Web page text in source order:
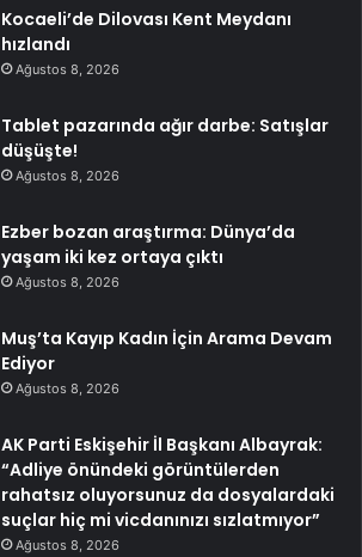
Kocaeli’de Dilovası Kent Meydanı
hızlandı
Ağustos 8, 2026
Tablet pazarında ağır darbe: Satışlar
düşüşte!
Ağustos 8, 2026
Ezber bozan araştırma: Dünya’da
yaşam iki kez ortaya çıktı
Ağustos 8, 2026
Muş’ta Kayıp Kadın İçin Arama Devam
Ediyor
Ağustos 8, 2026
AK Parti Eskişehir İl Başkanı Albayrak:
“Adliye önündeki görüntülerden
rahatsız oluyorsunuz da dosyalardaki
suçlar hiç mi vicdanınızı sızlatmıyor”
Ağustos 8, 2026